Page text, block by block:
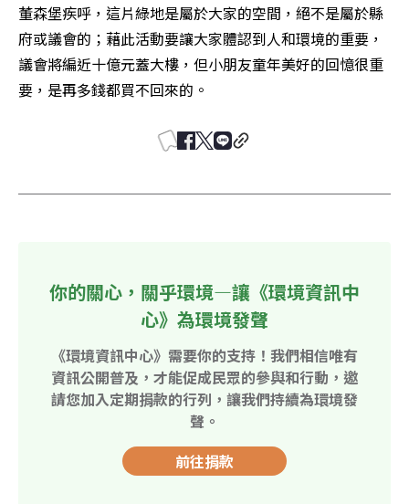
董森堡疾呼，這片綠地是屬於大家的空間，絕不是屬於縣
府或議會的；藉此活動要讓大家體認到人和環境的重要，
議會將編近十億元蓋大樓，但小朋友童年美好的回憶很重
要，是再多錢都買不回來的。
你的關心，關乎環境—讓《環境資訊中
心》為環境發聲
《環境資訊中心》需要你的支持！我們相信唯有
資訊公開普及，才能促成民眾的參與和行動，邀
請您加入定期捐款的行列，讓我們持續為環境發
聲。
前往捐款